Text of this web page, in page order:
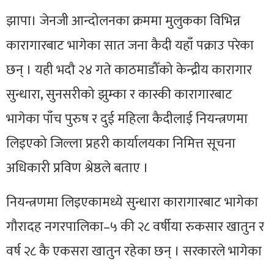
झापा। जेनजी आन्दोलनका क्रममा मुलुकका विभिन्न
कारागारबाट भागेका सात जना कैदी यहाँ पक्राउ परेका
छन् । यही भदौ २४ गते काठमाडौँको केन्द्रीय कारागार
सुन्धारा, सुनसरीको झुम्का र कास्की कारागारबाट
भागेका पाँच पुरुष र दुई महिला कैदीलाई नियन्त्रणमा
लिइएको जिल्ला प्रहरी कार्यालयका निमित्त सूचना
अधिकारी प्रविण श्रेष्ठले बताए ।
नियन्त्रणमा लिइएकामध्ये सुन्धारा कारागारबाट भागेका
गौरादह नगरपालिका–५ की २८ वर्षीया रुकसार खातुन र
वर्ष २८ कै एकसरा खातुन रहेका छन् । सरकारले भागेका